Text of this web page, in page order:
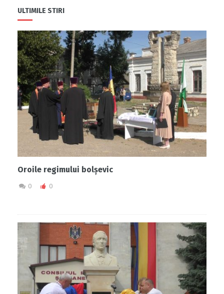
ULTIMILE STIRI
Oroile regimului bolșevic
0 0